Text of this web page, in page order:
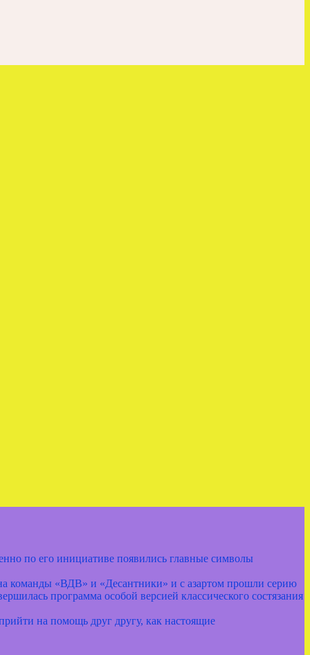
по его инициативе появились главные символы
команды «ВДВ» и «Десантники» и с азартом прошли серию
программа особой версией классического состязания
на помощь друг другу, как настоящие